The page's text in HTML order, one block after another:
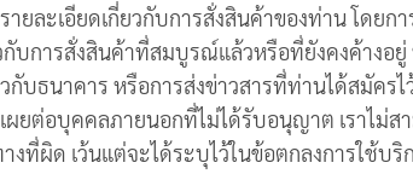
ะเอียดเกี่ยวกับการสั่งสินค้าของท่าน โดยก
การสั่งสินค้าที่สมบูรณ์แล้วหรือที่ยังคงค้างอยู่
กับธนาคาร หรือการส่งข่าวสารที่ท่านได้สมัค
ผยต่อบุคคลภายนอกที่ไม่ได้รับอนุญาต เราไม่
ที่ผิด เว้นแต่จะได้ระบุไว้ในข้อตกลงการใช้บริ